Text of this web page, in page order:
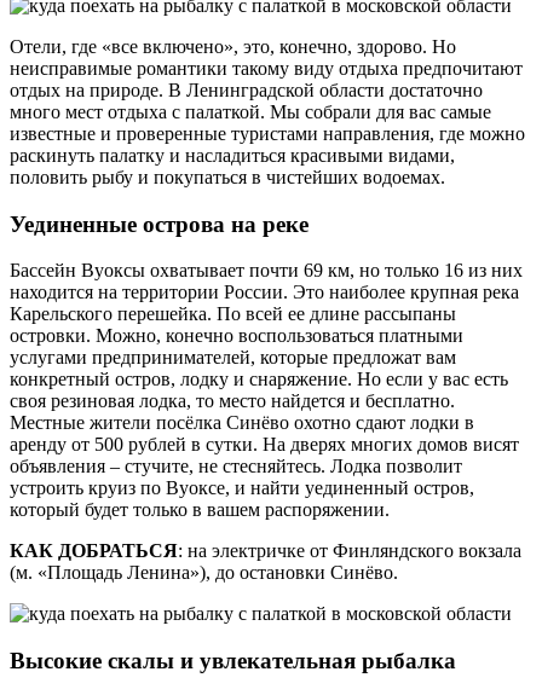
Отели, где «все включено», это, конечно, здорово. Но
неисправимые романтики такому виду отдыха предпочитают
отдых на природе. В Ленинградской области достаточно
много мест отдыха с палаткой. Мы собрали для вас самые
известные и проверенные туристами направления, где можно
раскинуть палатку и насладиться красивыми видами,
половить рыбу и покупаться в чистейших водоемах.
Уединенные острова на реке
Бассейн Вуоксы охватывает почти 69 км, но только 16 из них
находится на территории России. Это наиболее крупная река
Карельского перешейка. По всей ее длине рассыпаны
островки. Можно, конечно воспользоваться платными
услугами предпринимателей, которые предложат вам
конкретный остров, лодку и снаряжение. Но если у вас есть
своя резиновая лодка, то место найдется и бесплатно.
Местные жители посёлка Синёво охотно сдают лодки в
аренду от 500 рублей в сутки. На дверях многих домов висят
объявления – стучите, не стесняйтесь. Лодка позволит
устроить круиз по Вуоксе, и найти уединенный остров,
который будет только в вашем распоряжении.
КАК ДОБРАТЬСЯ: на электричке от Финляндского вокзала
(м. «Площадь Ленина»), до остановки Синёво.
Высокие скалы и увлекательная рыбалка